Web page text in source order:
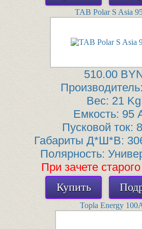
TAB Polar S Asia
510.00
Вес: 21 Kg
Емкость: 95
Пусковой ток:
Габариты Д*Ш*В:
Полярность:
При зачете
Купить
Topla Energy